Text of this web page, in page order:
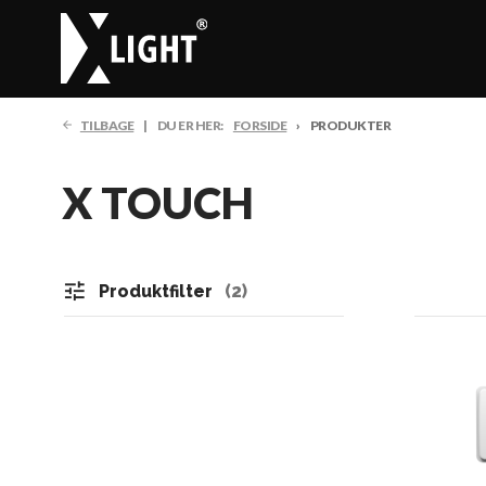
TILBAGE DU ER HER: FORSIDE PRODUKTER
X TOUCH
tune Produktfilter 2